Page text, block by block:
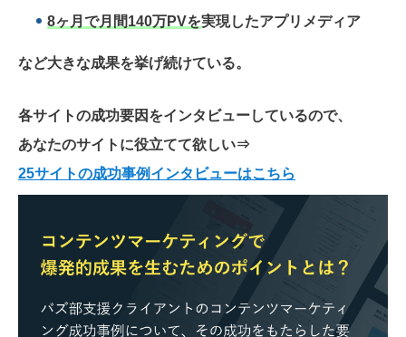
8ヶ月で月間140万PVを実現したアプリメディア
など大きな成果を挙げ続けている。
各サイトの成功要因をインタビューしているので、
あなたのサイトに役立てて欲しい⇒
25サイトの成功事例インタビューはこちら